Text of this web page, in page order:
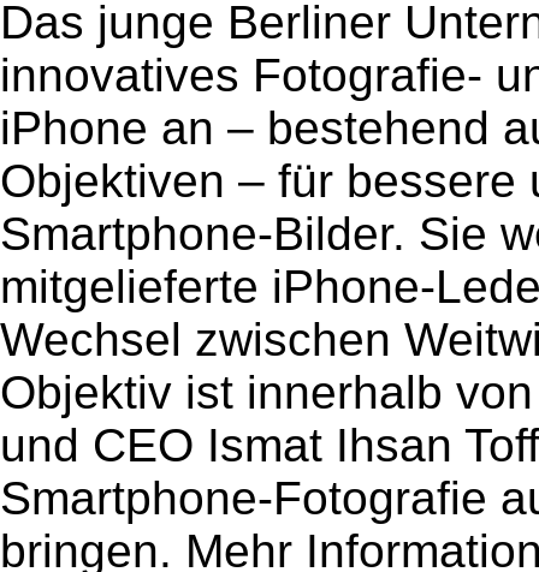
Das junge Berliner
innovatives Fotografie-
iPhone an – bestehend
Objektiven – für bessere
Smartphone-Bilder. Sie
mitgelieferte iPhone-
Wechsel zwischen
Objektiv ist innerhalb
und CEO Ismat Ihsan
Smartphone-Fotografie
bringen. Mehr